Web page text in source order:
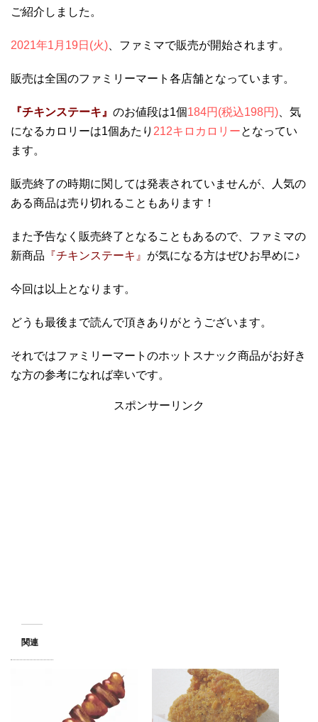
ご紹介しました。
2021年1月19日(火) 、ファミマで販売が開始されます。
販売は全国のファミリーマート各店舗となっています。
『チキンステーキ』 のお値段は1個184円(税込198円) 、気
になるカロリーは1個あたり 212キロカロリーとなってい
ます。
販売終了の時期に関しては発表されていませんが、人気の
ある商品は売り切れることもあります！
また予告なく販売終了となることもあるので、ファミマの
新商品 『チキンステーキ』 が気になる方はぜひお早めに♪
今回は以上となります。
どうも最後まで読んで頂きありがとうございます。
それではファミリーマートのホットスナック商品がお好き
な方の参考になれば幸いです。
スポンサーリンク
関連